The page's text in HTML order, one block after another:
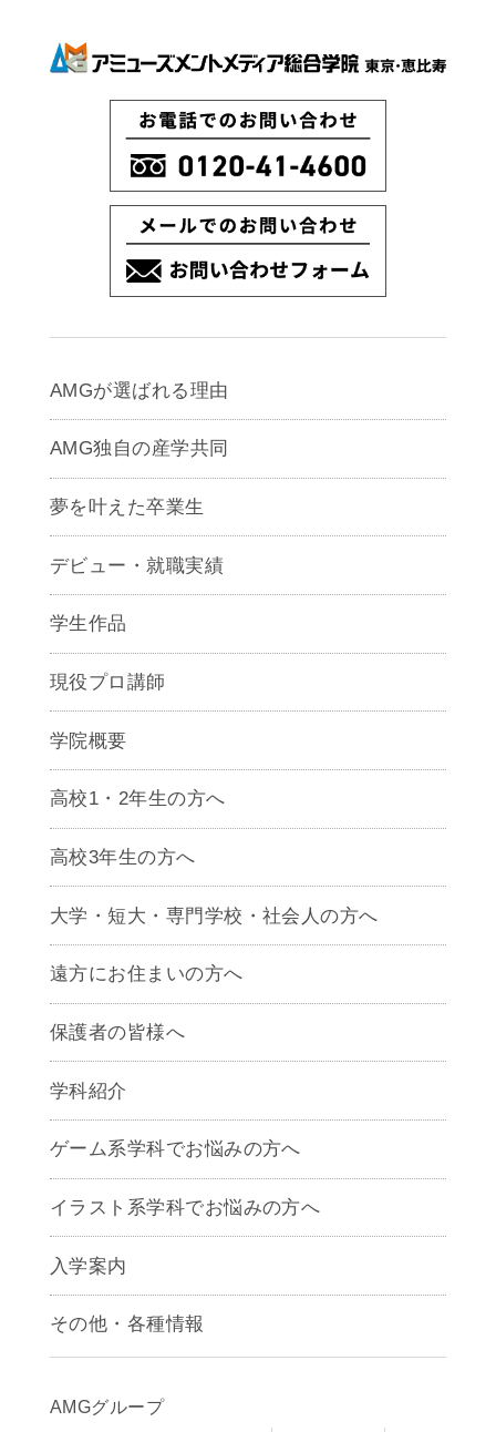
AMGが選ばれる理由
AMG独自の産学共同
夢を叶えた卒業生
デビュー・就職実績
学生作品
現役プロ講師
学院概要
高校1・2年生の方へ
高校3年生の方へ
大学・短大・専門学校・社会人の方へ
遠方にお住まいの方へ
保護者の皆様へ
学科紹介
ゲームクリエイター学科
CG学科
アニメーション学科
声優学科
ゲーム系学科でお悩みの方へ
イラスト系学科でお悩みの方へ
入学案内
募集要項
早期出願制度・AOエントリー
入学までの流れ
その他・各種情報
アクセス
サイトポリシー
AMGグループ